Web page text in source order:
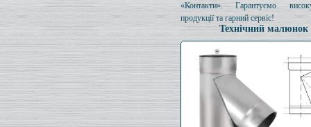
«Контакти». Гарантуємо
продукції та гарний сервіс!
Технічний малюнок